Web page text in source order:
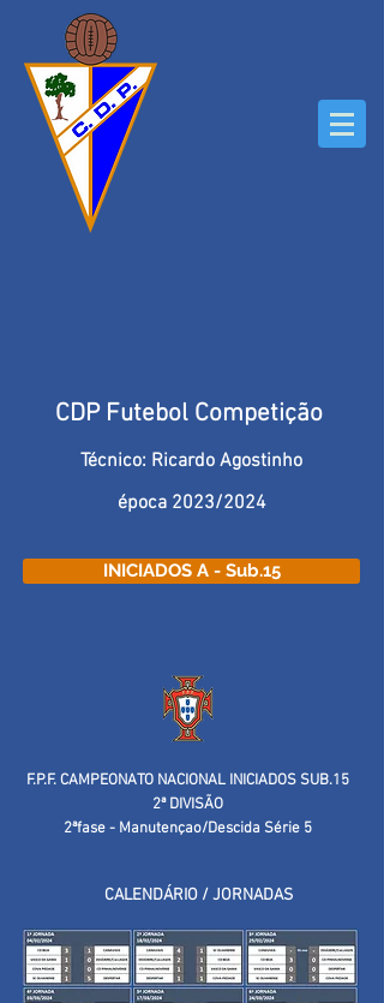
CDP Futebol Competição
Técnico: Ricardo Agostinho
época 2023/2024
INICIADOS A - Sub.15
F.P.F. CAMPEONATO NACIONAL INICIADOS SUB.15
2ª DIVISÃO
2ªfase - Manutençao/Descida Série 5
CALENDÁRIO / JORNADAS